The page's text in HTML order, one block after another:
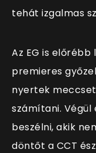
tehát izgalmas
Az EG is előrébb
premieres
nyertek
számítani. Végül
beszélni, akik
döntőt a CCT